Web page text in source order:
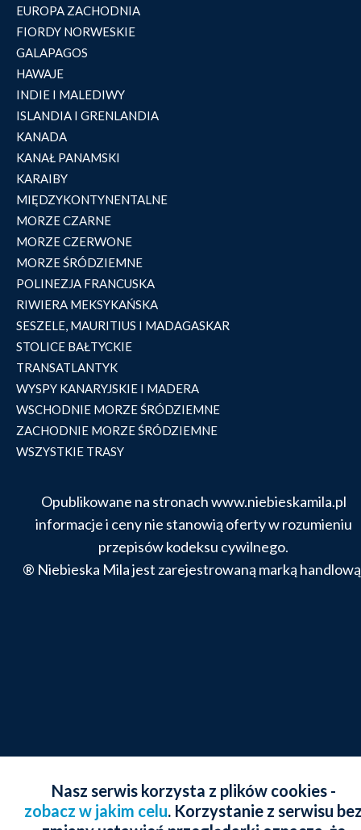
EUROPA ZACHODNIA
FIORDY NORWESKIE
GALAPAGOS
HAWAJE
INDIE I MALEDIWY
ISLANDIA I GRENLANDIA
KANADA
KANAŁ PANAMSKI
KARAIBY
MIĘDZYKONTYNENTALNE
MORZE CZARNE
MORZE CZERWONE
MORZE ŚRÓDZIEMNE
POLINEZJA FRANCUSKA
RIWIERA MEKSYKAŃSKA
SESZELE, MAURITIUS I MADAGASKAR
STOLICE BAŁTYCKIE
TRANSATLANTYK
WYSPY KANARYJSKIE I MADERA
WSCHODNIE MORZE ŚRÓDZIEMNE
ZACHODNIE MORZE ŚRÓDZIEMNE
WSZYSTKIE TRASY
Opublikowane na stronach www.niebieskamila.pl
informacje i ceny nie stanowią oferty w rozumieniu
przepisów kodeksu cywilnego.
® Niebieska Mila jest zarejestrowaną marką
Nasz serwis korzysta z plików cookies -
zobacz w jakim celu. Korzystanie z serwisu